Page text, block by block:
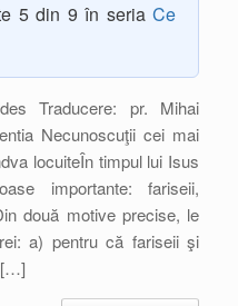
5 din 9 în seria Ce
Traducere: pr. Mihai
Necunoscuţii cei mai
locuiteÎn timpul lui Isus
importante: fariseii,
două motive precise, le
a) pentru că fariseii şi
[…]